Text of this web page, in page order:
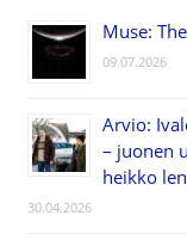
Muse:
09.07.2026
Arvio:
– juonen
heikko
30.04.2026